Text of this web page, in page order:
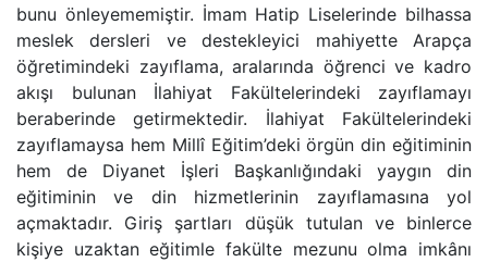
bunu önleyememiştir. İmam Hatip Liselerinde bilhassa
meslek dersleri ve destekleyici mahiyette Arapça
öğretimindeki zayıflama, aralarında öğrenci ve kadro
akışı bulunan İlahiyat Fakültelerindeki zayıflamayı
beraberinde getirmektedir. İlahiyat Fakültelerindeki
zayıflamaysa hem Millî Eğitim’deki örgün din eğitiminin
hem de Diyanet İşleri Başkanlığındaki yaygın din
eğitiminin ve din hizmetlerinin zayıflamasına yol
açmaktadır. Giriş şartları düşük tutulan ve binlerce
kişiye uzaktan eğitimle fakülte mezunu olma imkânı